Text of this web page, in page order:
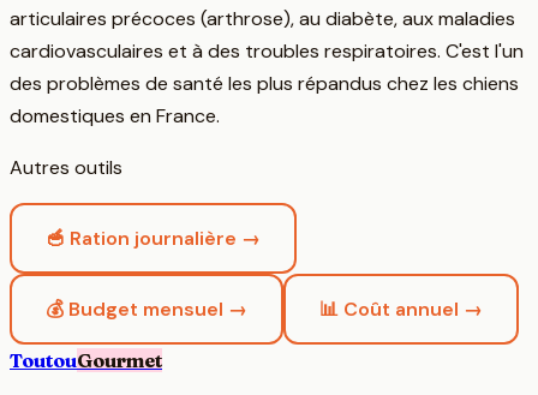
articulaires précoces (arthrose), au diabète, aux maladies
cardiovasculaires et à des troubles respiratoires. C'est l'un
des problèmes de santé les plus répandus chez les chiens
domestiques en France.
Autres outils
🥣 Ration journalière →
💰 Budget mensuel → 📊 Coût annuel →
ToutouGourmet